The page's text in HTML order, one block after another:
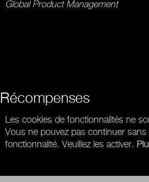
Global Product Management
Récompenses
Les cookies de fonctionnalités ne
Vous ne pouvez pas continuer
fonctionnalité. Veuillez les activer.